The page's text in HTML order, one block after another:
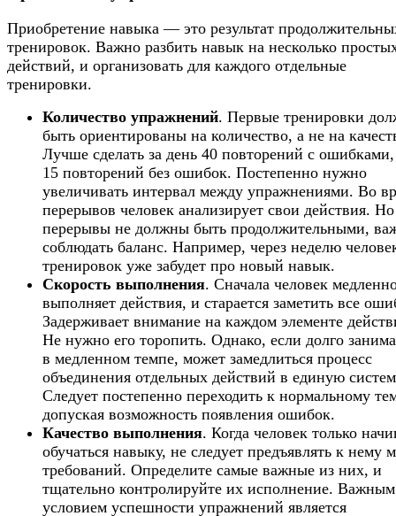
Приобретение навыка — это результат
тренировок. Важно разбить навык на несколько
действий, и организовать для каждого отдельные
тренировки.
Количество упражнений. Первые тренировки
быть ориентированы на количество, а не на
Лучше сделать за день 40 повторений с
15 повторений без ошибок. Постепенно нужно
увеличивать интервал между упражнениями. Во
перерывов человек анализирует свои действия. Но
перерывы не должны быть продолжительными,
соблюдать баланс. Например, через неделю
тренировок уже забудет про новый навык.
Скорость выполнения. Сначала человек
выполняет действия, и старается заметить все
Задерживает внимание на каждом элементе
Не нужно его торопить. Однако, если долго
в медленном темпе, может замедлиться процесс
объединения отдельных действий в единую
Следует постепенно переходить к нормальному
допуская возможность появления ошибок.
Качество выполнения. Когда человек только
обучаться навыку, не следует предъявлять к нему
требований. Определите самые важные из них, и
тщательно контролируйте их исполнение. Важным
условием успешности упражнений является